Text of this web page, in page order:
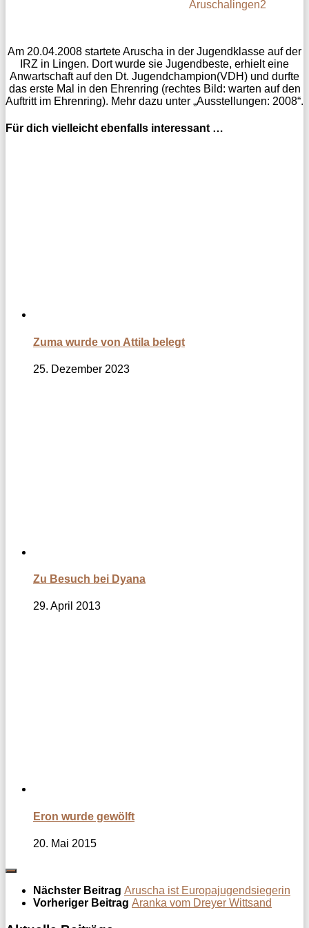
Aruschalingen2
Am 20.04.2008 startete Aruscha in der Jugendklasse auf der
IRZ in Lingen. Dort wurde sie Jugendbeste, erhielt eine
Anwartschaft auf den Dt. Jugendchampion(VDH) und durfte
das erste Mal in den Ehrenring (rechtes Bild: warten auf den
Auftritt im Ehrenring). Mehr dazu unter „Ausstellungen: 2008“.
Für dich vielleicht ebenfalls interessant …
Zuma wurde von Attila belegt
25. Dezember 2023
Zu Besuch bei Dyana
29. April 2013
Eron wurde gewölft
20. Mai 2015
Nächster Beitrag Aruscha ist Europajugendsiegerin
Vorheriger Beitrag Aranka vom Dreyer Wittsand